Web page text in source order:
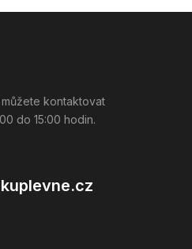
kontaktovat
do 15:00 hodin.